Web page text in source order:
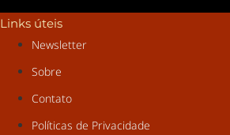
Links úteis
Newsletter
Sobre
Contato
Políticas de Privacidade